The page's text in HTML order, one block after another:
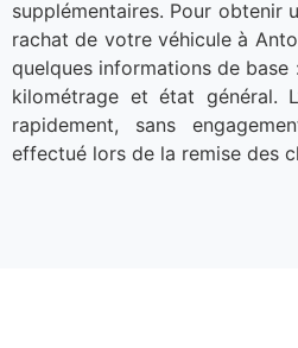
supplémentaires. Pour obtenir
rachat de votre véhicule à
quelques informations de base
kilométrage et état général.
rapidement, sans
effectué lors de la remise des